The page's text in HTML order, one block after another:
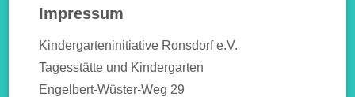
Impressum
Kindergarteninitiative Ronsdorf e.V.
Tagesstätte und Kindergarten
Engelbert-Wüster-Weg 29